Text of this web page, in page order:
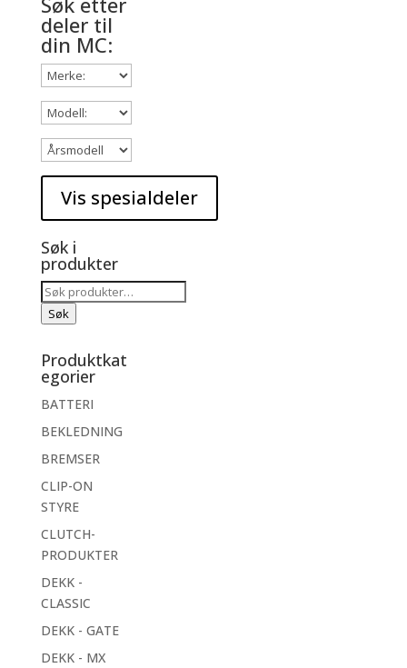
deler til
din MC:
Søk i
produkter
Søk
etter:
Søk
Produktkat
egorier
BATTERI
BEKLEDNING
BREMSER
CLIP-ON
STYRE
CLUTCH-
PRODUKTER
DEKK -
CLASSIC
DEKK - GATE
DEKK - MX